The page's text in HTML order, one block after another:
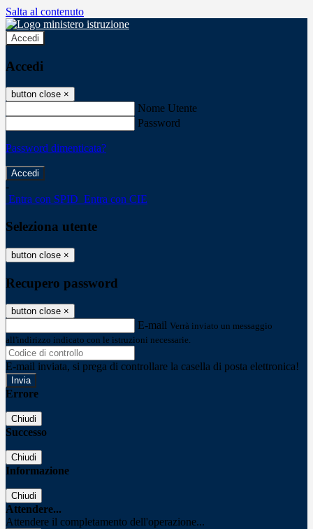
Salta al contenuto
Accedi
Accedi
button close ×
Nome Utente
Password
Password dimenticata?
-
Entra con SPID Entra con CIE
Seleziona utente
button close ×
Recupero password
button close ×
E-mail Verrà inviato un messaggio
all'indirizzo indicato con le istruzioni necessarie.
E-mail inviata, si prega di controllare la casella di posta elettronica!
Errore
Chiudi
Successo
Chiudi
Informazione
Chiudi
Attendere...
Attendere il completamento dell'operazione...